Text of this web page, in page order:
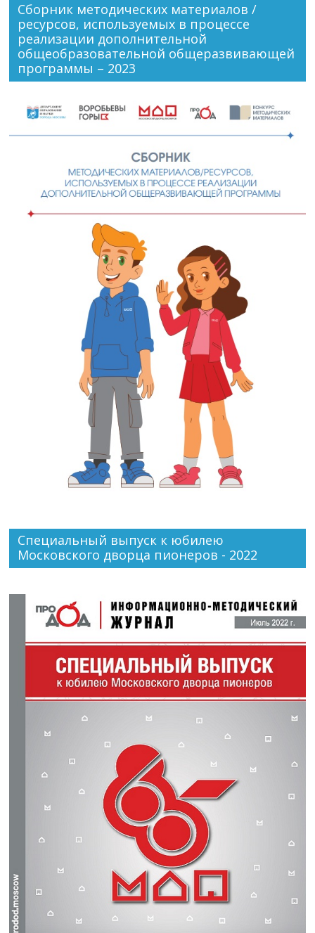
Сборник методических материалов /
ресурсов, используемых в процессе
реализации дополнительной
общеобразовательной общеразвивающей
программы – 2023
Специальный выпуск к юбилею
Московского дворца пионеров - 2022